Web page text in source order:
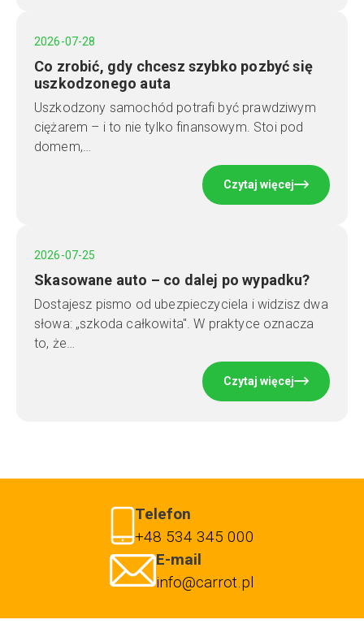
2026-07-28
Co zrobić, gdy chcesz szybko pozbyć się
uszkodzonego auta
Uszkodzony samochód potrafi być prawdziwym
ciężarem – i to nie tylko finansowym. Stoi pod
domem,…
Czytaj więcej
2026-07-25
Skasowane auto – co dalej po wypadku?
Dostajesz pismo od ubezpieczyciela i widzisz dwa
słowa: „szkoda całkowita". W praktyce oznacza
to, że…
Czytaj więcej
Telefon
+48 534 345 000
E-mail
info@carrot.pl